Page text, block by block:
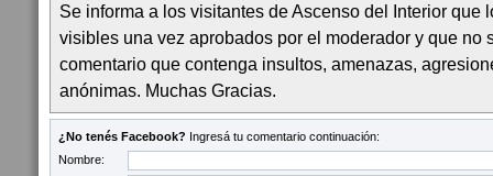
Se informa a los visitantes de Ascenso del Interior que
visibles una vez aprobados por el moderador y que no
comentario que contenga insultos, amenazas,
anónimas. Muchas Gracias.
¿No tenés Facebook? Ingresá tu comentario continuación:
Nombre: